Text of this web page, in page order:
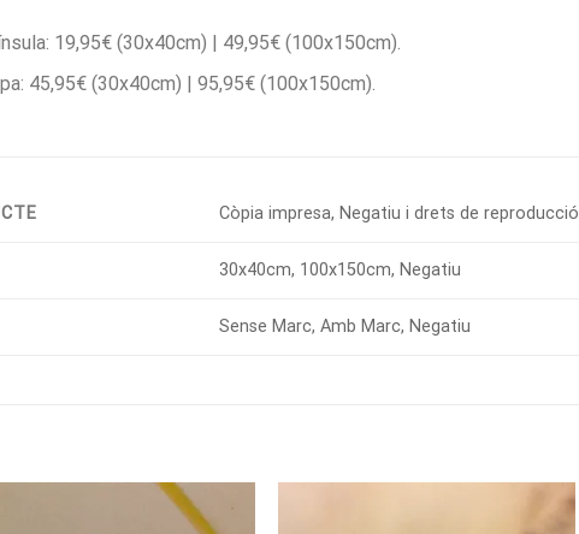
19,95€ (30x40cm) | 49,95€ (100x150cm).
45,95€ (30x40cm) | 95,95€ (100x150cm).
Còpia impresa, Negatiu i drets de reproducció
30x40cm, 100x150cm, Negatiu
Sense Marc, Amb Marc, Negatiu